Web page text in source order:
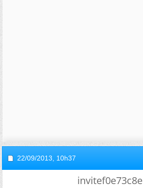
22/09/2013, 10h37
invitef0e73c8e